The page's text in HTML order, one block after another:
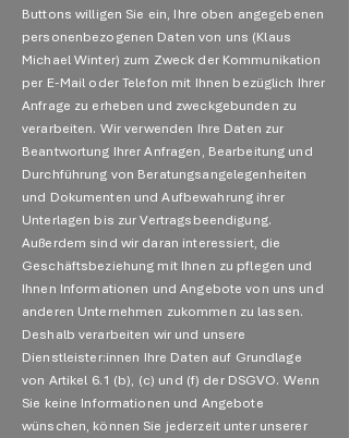
Buttons willigen Sie ein, Ihre oben angegebenen
personenbezogenen Daten von uns (Klaus
Michael Winter) zum Zweck der Kommunikation
per E-Mail oder Telefon mit Ihnen bezüglich Ihrer
Anfrage zu erheben und zweckgebunden zu
verarbeiten. Wir verwenden Ihre Daten zur
Beantwortung Ihrer Anfragen, Bearbeitung und
Durchführung von Beratungsangelegenheiten
und Dokumenten und Aufbewahrung ihrer
Unterlagen bis zur Vertragsbeendigung.
Außerdem sind wir daran interessiert, die
Geschäftsbeziehung mit Ihnen zu pflegen und
Ihnen Informationen und Angebote von uns und
anderen Unternehmen zukommen zu lassen.
Deshalb verarbeiten wir und unsere
Dienstleister:innen Ihre Daten auf Grundlage
von Artikel 6.1 (b), (c) und (f) der DSGVO. Wenn
Sie keine Informationen und Angebote
wünschen, können Sie jederzeit unter unserer